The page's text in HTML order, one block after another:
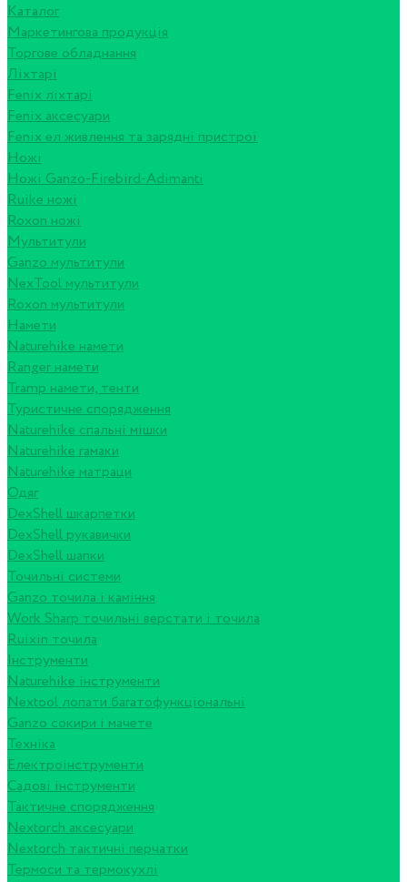
Каталог
Маркетингова продукція
Торгове обладнання
Ліхтарі
Fenix ліхтарі
Fenix аксесуари
Fenix ел живлення та зарядні пристрої
Ножі
Ножі Ganzo-Firebird-Adimanti
Ruike ножі
Roxon ножi
Мультитули
Ganzo мультитули
NexTool мультитули
Roxon мультитули
Намети
Naturehike намети
Ranger намети
Tramp намети, тенти
Туристичне спорядження
Naturehike спальні мішки
Naturehike гамаки
Naturehike матраци
Одяг
DexShell шкарпетки
DexShell рукавички
DexShell шапки
Точильні системи
Ganzo точила і каміння
Work Sharp точильні верстати і точила
Ruixin точила
Інструменти
Naturehike інструменти
Nextool лопати багатофункціональні
Ganzo сокири і мачете
Техніка
Електроінструменти
Садові інструменти
Тактичне спорядження
Nextorch аксесуари
Nextorch тактичні перчатки
Термоси та термокухлі